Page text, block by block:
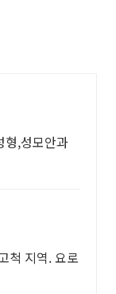
형,성모안과
척 지역. 요로